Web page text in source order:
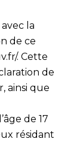
la
de ce
. Cette
de
ainsi que
de 17
résidant